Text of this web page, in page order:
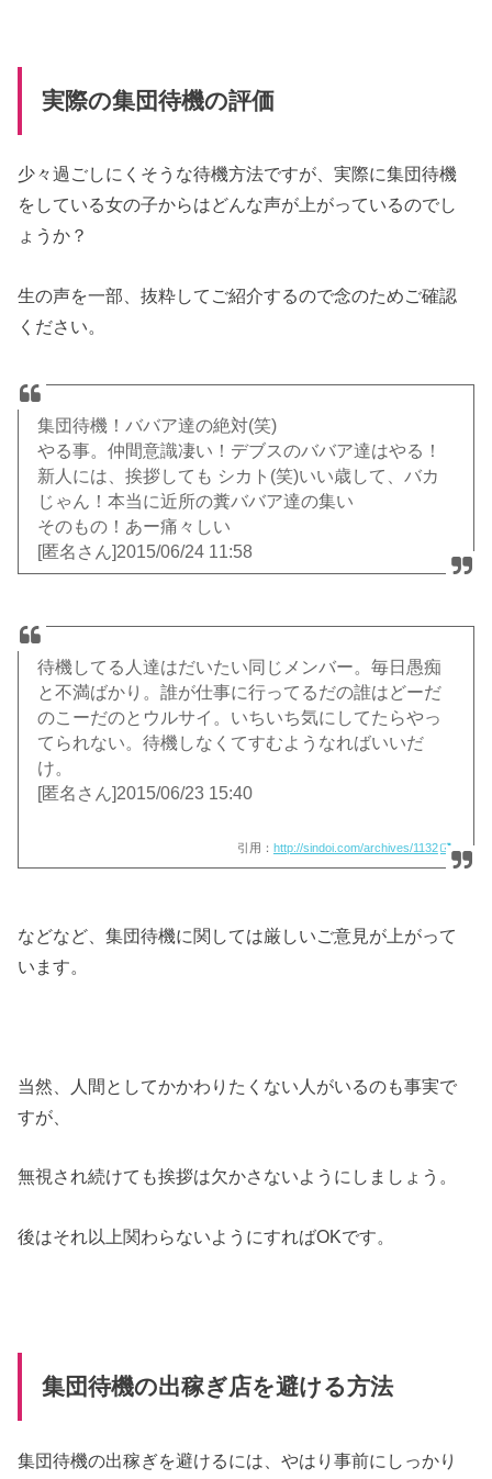
実際の集団待機の評価
少々過ごしにくそうな待機方法ですが、実際に集団待機
をしている女の子からはどんな声が上がっているのでし
ょうか？
生の声を一部、抜粋してご紹介するので念のためご確認
ください。
集団待機！ババア達の絶対(笑)
やる事。仲間意識凄い！デブスのババア達はやる！
新人には、挨拶しても シカト(笑)いい歳して、バカ
じゃん！本当に近所の糞ババア達の集い
そのもの！あー痛々しい
[匿名さん]2015/06/24 11:58
待機してる人達はだいたい同じメンバー。毎日愚痴
と不満ばかり。誰が仕事に行ってるだの誰はどーだ
のこーだのとウルサイ。いちいち気にしてたらやっ
てられない。待機しなくてすむようなればいいだ
け。
[匿名さん]2015/06/23 15:40
引用： http://sindoi.com/archives/1132
などなど、集団待機に関しては厳しいご意見が上がって
います。
当然、人間としてかかわりたくない人がいるのも事実で
すが、
無視され続けても挨拶は欠かさないようにしましょう。
後はそれ以上関わらないようにすればOKです。
集団待機の出稼ぎ店を避ける方法
集団待機の出稼ぎを避けるには、やはり事前にしっかり